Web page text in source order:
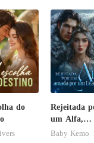
do
Rejeitada
um Alfa,
amada por
Baby Kemo